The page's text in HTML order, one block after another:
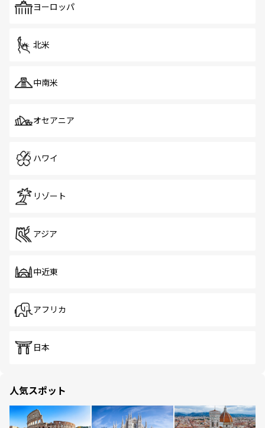
で、ホーカーズは地元の風情を楽しめる外せないスポット
ヨーロッパ
北米
中南米
オセアニア
ハワイ
リゾート
アジア
中近東
アフリカ
日本
人気スポット